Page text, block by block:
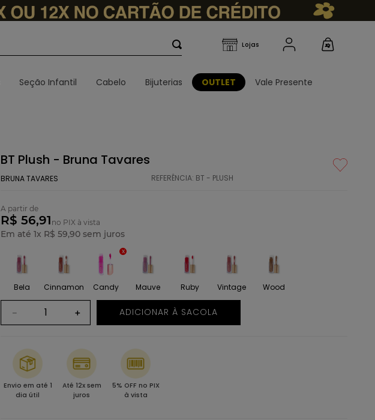
Seção Infantil Cabelo Bijuterias OUTLET Vale Presente
BT Plush - Bruna Tavares
BRUNA TAVARES REFERÊNCIA: BT - PLUSH
A partir de
R$ 56,91 no PIX à vista
Em até 1x R$ 59,90 sem juros
Bela Cinnamon Candy Mauve Ruby Vintage Wood
＋
－ ADICIONAR À SACOLA
Envio em até 1
dia útil
Até 12x sem
juros
5% OFF no PIX
à vista